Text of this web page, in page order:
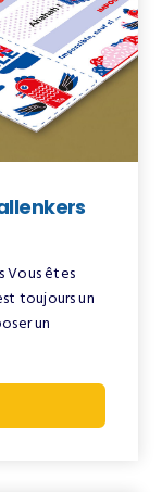
Vous êtes
toujours un
un